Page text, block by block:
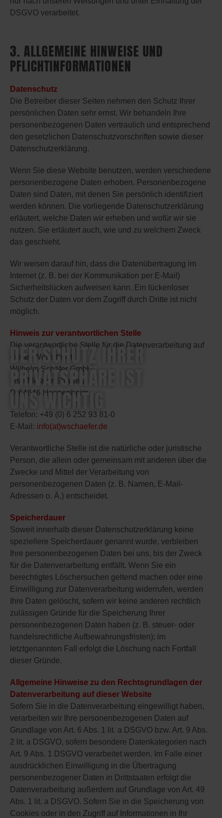
DER SCHUTZ IHRER
PRIVATSPHÄRE IST
UNS WICHTIG
DSGVO verarbeitet.
3. ALLGEMEINE HINWEISE UND
PFLICHTINFORMATIONEN
Datenschutz
Die Betreiber dieser Seiten nehmen den Schutz Ihrer
persönlichen Daten sehr ernst. Wir behandeln Ihre
personenbezogenen Daten vertraulich und entsprechend
den gesetzlichen Datenschutzvorschriften sowie dieser
Datenschutzerklärung.
Wenn Sie diese Website benutzen, werden verschiedene
personenbezogene Daten erhoben. Personenbezogene
Daten sind Daten, mit denen Sie persönlich identifiziert
werden können. Die vorliegende Datenschutzerklärung
erläutert, welche Daten wir erheben und wofür wir sie
nutzen. Sie erläutert auch, wie und zu welchem Zweck
das geschieht.
Wir weisen darauf hin, dass die Datenübertragung im
Internet (z. B. bei der Kommunikation per E-Mail)
Sicherheitslücken aufweisen kann. Ein lückenloser
Schutz der Daten vor dem Zugriff durch Dritte ist nicht
möglich.
Hinweis zur verantwortlichen Stelle
Die verantwortliche Stelle für die Datenverarbeitung auf
dieser Website ist:
Wilhelm Schäfer GmbH
Lise-Meitner-Straße 2
D-64646 Heppenheim
Telefon: +49 (0) 6 252 93 81-0
E-Mail: info(at)wschaefer.de
Verantwortliche Stelle ist die natürliche oder juristische
Person, die allein oder gemeinsam mit anderen über die
Zwecke und Mittel der Verarbeitung von
personenbezogenen Daten (z. B. Namen, E-Mail-
Adressen o. Ä.) entscheidet.
Speicherdauer
Soweit innerhalb dieser Datenschutzerklärung keine
speziellere Speicherdauer genannt wurde, verbleiben
Ihre personenbezogenen Daten bei uns, bis der Zweck
für die Datenverarbeitung entfällt. Wenn Sie ein
berechtigtes Löschersuchen geltend machen oder eine
Einwilligung zur Datenverarbeitung widerrufen, werden
Ihre Daten gelöscht, sofern wir keine anderen rechtlich
zulässigen Gründe für die Speicherung Ihrer
personenbezogenen Daten haben (z. B. steuer- oder
handelsrechtliche Aufbewahrungsfristen); im
letztgenannten Fall erfolgt die Löschung nach Fortfall
dieser Gründe.
Allgemeine Hinweise zu den Rechtsgrundlagen der
Datenverarbeitung auf dieser Website
Sofern Sie in die Datenverarbeitung eingewilligt haben,
verarbeiten wir Ihre personenbezogenen Daten auf
Grundlage von Art. 6 Abs. 1 lit. a DSGVO bzw. Art. 9 Abs.
2 lit. a DSGVO, sofern besondere Datenkategorien nach
Art. 9 Abs. 1 DSGVO verarbeitet werden. Im Falle einer
ausdrücklichen Einwilligung in die Übertragung
personenbezogener Daten in Drittstaaten erfolgt die
Datenverarbeitung außerdem auf Grundlage von Art. 49
Abs. 1 lit. a DSGVO. Sofern Sie in die Speicherung von
Cookies oder in den Zugriff auf Informationen in Ihr